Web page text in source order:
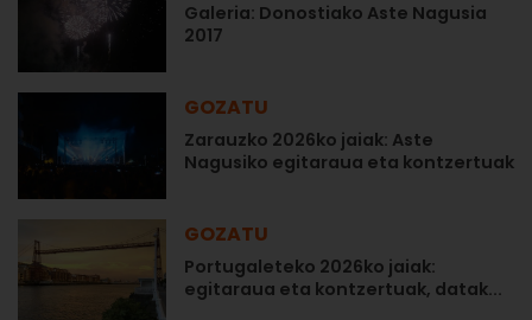
Galeria: Donostiako Aste Nagusia
2017
GOZATU
Zarauzko 2026ko jaiak: Aste
Nagusiko egitaraua eta kontzertuak
GOZATU
Portugaleteko 2026ko jaiak:
egitaraua eta kontzertuak, datak...